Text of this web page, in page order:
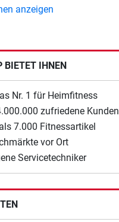
anzeigen
BIETET IHNEN
Nr. 1 für Heimfitness
zufriedene Kunden
7.000 Fitnessartikel
vor Ort
Servicetechniker